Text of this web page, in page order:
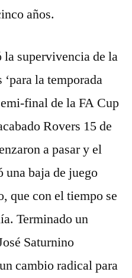
años.
supervivencia de la
la temporada
final de la FA Cup
Rovers 15 de
a pasar y el
baja de juego
que con el tiempo se
Terminado un
Saturnino
cambio radical para